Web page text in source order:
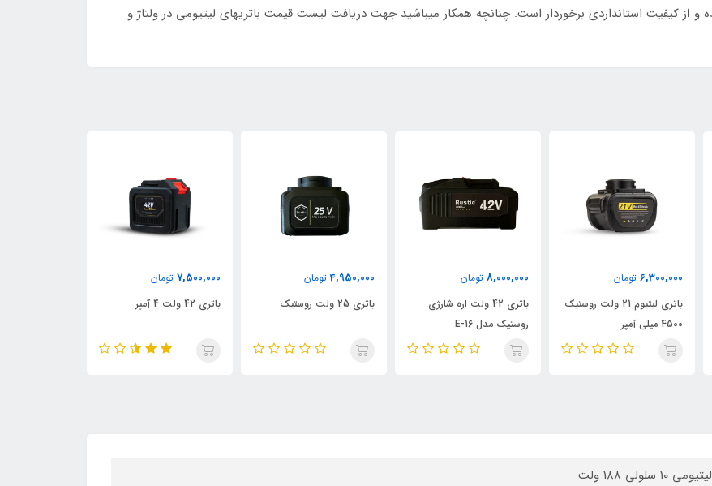
از کیفیت استانداردی برخوردار است. چنانچه همکار میباشید جهت دریافت لیست قیمت باتریهای لیتیومی در ولتاژ و
8,000,000 تومان
باتری 42 ولت اره شارژی
روستیک مدل E-16
4,950,000 تومان
باتری 25 ولت روستیک
7,500,000 تومان
باتری 42 ولت 4 آمپر
1,500,000 تومان
باتری اره شارژی 5 سلولی - M
سلولی 188 ولت